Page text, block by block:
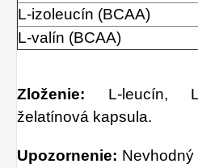
L-izoleucín (BCAA)
L-valín (BCAA)
Zloženie: L-leucín,
želatínová kapsula.
Upozornenie: